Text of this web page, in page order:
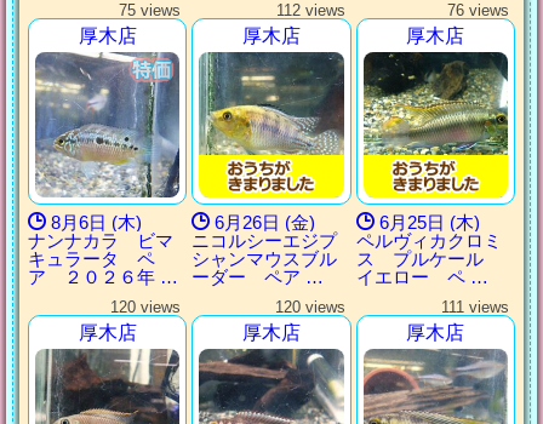
75 views
厚木店
8月6日 (木)
ナンナカラ ビマ
キュラータ ペ
ア ２０２６年 …
112 views
厚木店
6月26日 (金)
ニコルシーエジプ
シャンマウスブル
ーダー ペア …
76 views
厚木店
6月25日 (木)
ペルヴィカクロミ
ス プルケール
イエロー ペ …
120 views
厚木店
120 views
厚木店
111 views
厚木店